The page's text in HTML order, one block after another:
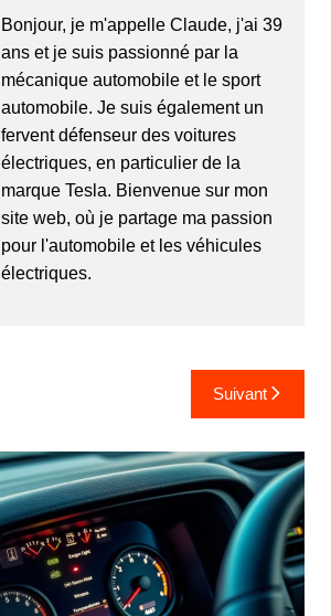
Bonjour, je m'appelle Claude, j'ai 39
ans et je suis passionné par la
mécanique automobile et le sport
automobile. Je suis également un
fervent défenseur des voitures
électriques, en particulier de la
marque Tesla. Bienvenue sur mon
site web, où je partage ma passion
pour l'automobile et les véhicules
électriques.
Suivant